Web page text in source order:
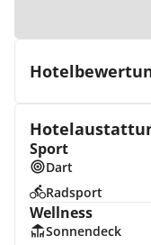
Sport
Dart
Radsport
Wellness
Sonnendeck